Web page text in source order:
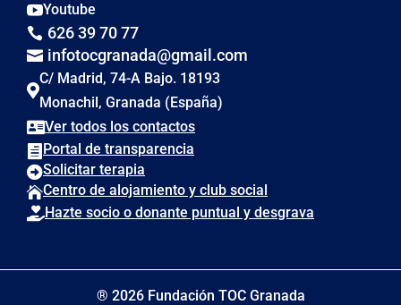
Youtube
 626 39 70 77
 infotocgranada@gmail.com

C/ Madrid, 74-A Bajo. 18193
Monachil, Granada (España)
Ver todos los contactos
 Portal de transparencia
Solicitar terapia
Centro de alojamiento y club social
Hazte socio o donante puntual y desgrava
® 2026 Fundación TOC Granada